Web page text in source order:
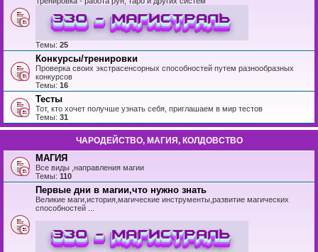
Темы: 25
Конкурсы/тренировки
Проверка своих экстрасенсорных способностей путем разнообразных
конкурсов
Темы: 16
Тесты
Тот, кто хочет получше узнать себя, приглашаем в мир тестов
Темы: 31
ЧАРОДЕЙСТВО, МАГИЯ, КОЛДОВСТВО
МАГИЯ
Все виды ,направления магии
Темы: 110
Первые дни в магии,что нужно знать
Великие маги,история,магические инструменты,развитие магических
способностей ...